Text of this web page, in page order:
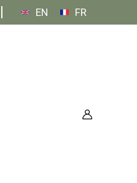
EN FR